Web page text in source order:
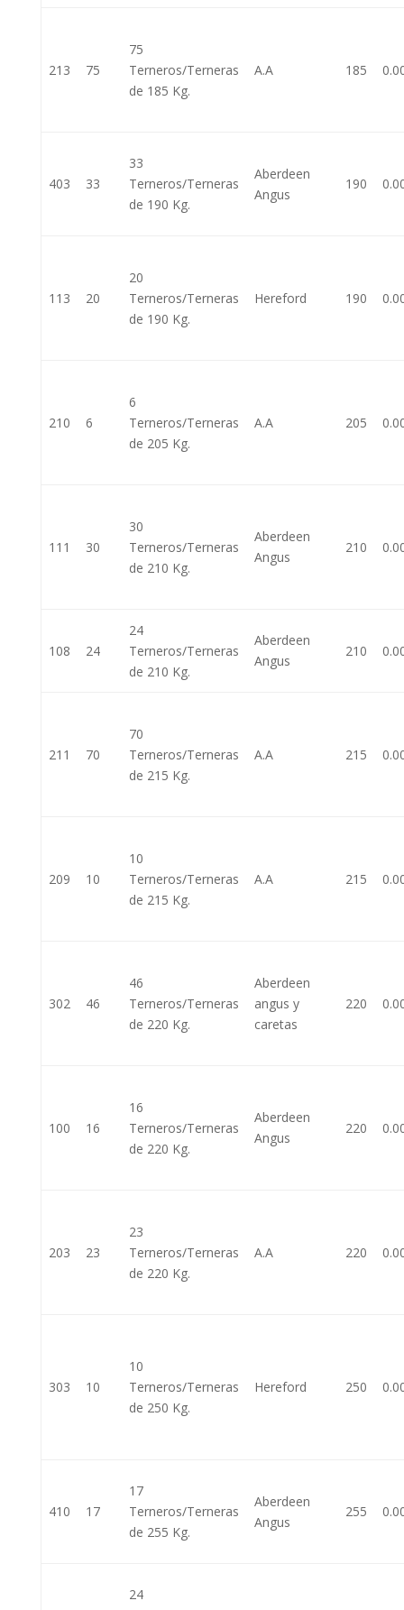
213 75
75
Terneros/Terneras
de 185 Kg.
A.A 185
403 33
33
Terneros/Terneras
de 190 Kg.
Aberdeen
Angus
190
113 20
20
Terneros/Terneras
de 190 Kg.
Hereford 190
210 6
6
Terneros/Terneras
de 205 Kg.
A.A 205
111 30
30
Terneros/Terneras
de 210 Kg.
Aberdeen
Angus
210
108 24
24
Terneros/Terneras
de 210 Kg.
Aberdeen
Angus
210
211 70
70
Terneros/Terneras
de 215 Kg.
A.A 215
209 10
10
Terneros/Terneras
de 215 Kg.
A.A 215
302 46
46
Terneros/Terneras
de 220 Kg.
Aberdeen
angus y
caretas
220
100 16
16
Terneros/Terneras
de 220 Kg.
Aberdeen
Angus
220
203 23
23
Terneros/Terneras
de 220 Kg.
A.A 220
303 10
10
Terneros/Terneras
de 250 Kg.
Hereford 250
410 17
17
Terneros/Terneras
de 255 Kg.
Aberdeen
Angus
255
24